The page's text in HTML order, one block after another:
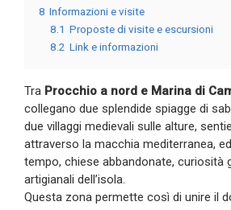
8 Informazioni e visite
8.1 Proposte di visite e escursioni
8.2 Link e informazioni
Tra Procchio a nord e Marina di
collegano due splendide spiagge di
due villaggi medievali sulle alture,
attraverso la macchia mediterranea,
tempo, chiese abbandonate, curiosità
artigianali dell’isola.
Questa zona permette così di unire il